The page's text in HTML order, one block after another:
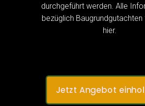
durchgeführt werden. Alle
bezüglich Baugrundgutachten
hier.
Jetzt Angebot